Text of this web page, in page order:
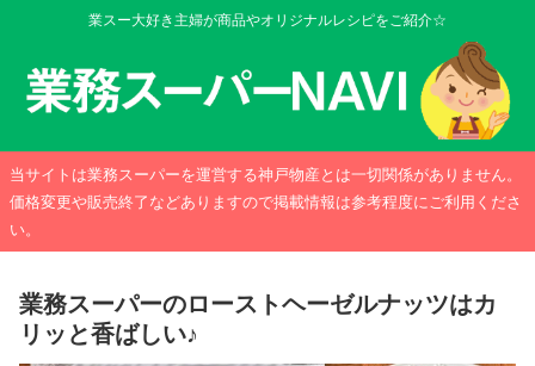
業スー大好き主婦が商品やオリジナルレシピをご紹介☆
当サイトは業務スーパーを運営する神戸物産とは一切関係がありません。
価格変更や販売終了などありますので掲載情報は参考程度にご利用くださ
い。
業務スーパーのローストヘーゼルナッツはカ
リッと香ばしい♪